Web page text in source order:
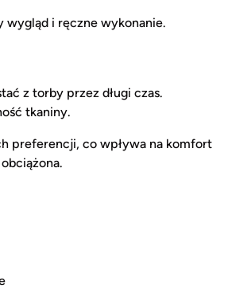
wygląd i ręczne wykonanie.
z torby przez długi czas.
tkaniny.
preferencji, co wpływa na komfort